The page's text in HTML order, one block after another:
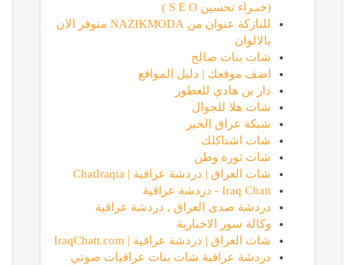
(خبـراء تحسين S E O )
للنازكة عنوان من NAZIKMODA متوفر الان
بالالوان
شات بنات صالح
اضف موقعك | دليل المواقع
دار بن هادي للعطور
شات هلا للجوال
شبكة عراق الخير
شات اشتاكلك
شات ثورة وطن
شات العراق | دردشة عراقية | ChatIraqia
Iraq Chatt - دردشة عراقية
دردشة صدى العراق , دردشة عراقية
وكالة سور الاخبارية
شات العراق | دردشة عراقية | IraqChatt.com
دردشة عراقية شات بنات عراقيات صوتي